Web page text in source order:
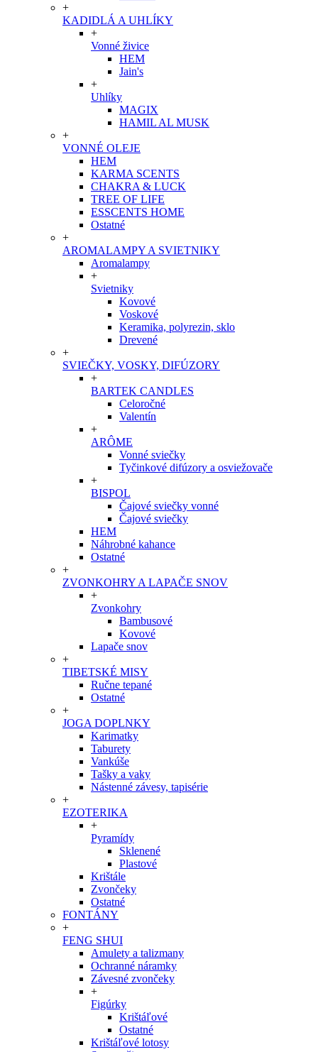
+
KADIDLÁ A UHLÍKY
+
Vonné živice
HEM
Jain's
+
Uhlíky
MAGIX
HAMIL AL MUSK
+
VONNÉ OLEJE
HEM
KARMA SCENTS
CHAKRA & LUCK
TREE OF LIFE
ESSCENTS HOME
Ostatné
+
AROMALAMPY A SVIETNIKY
Aromalampy
+
Svietniky
Kovové
Voskové
Keramika, polyrezin, sklo
Drevené
+
SVIEČKY, VOSKY, DIFÚZORY
+
BARTEK CANDLES
Celoročné
Valentín
+
ARÔME
Vonné sviečky
Tyčinkové difúzory a osviežovače
+
BISPOL
Čajové sviečky vonné
Čajové sviečky
HEM
Náhrobné kahance
Ostatné
+
ZVONKOHRY A LAPAČE SNOV
+
Zvonkohry
Bambusové
Kovové
Lapače snov
+
TIBETSKÉ MISY
Ručne tepané
Ostatné
+
JOGA DOPLNKY
Karimatky
Taburety
Vankúše
Tašky a vaky
Nástenné závesy, tapisérie
+
EZOTERIKA
+
Pyramídy
Sklenené
Plastové
Krištále
Zvončeky
Ostatné
FONTÁNY
+
FENG SHUI
Amulety a talizmany
Ochranné náramky
Závesné zvončeky
+
Figúrky
Krištáľové
Ostatné
Krištáľové lotosy